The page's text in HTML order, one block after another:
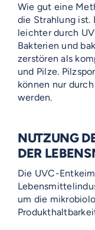
Wie gut eine
die Strahlung ist.
leichter durch
Bakterien und
zerstören als
und Pilze.
können nur
werden.
NUTZUNG
DER
Die UVC-
um die